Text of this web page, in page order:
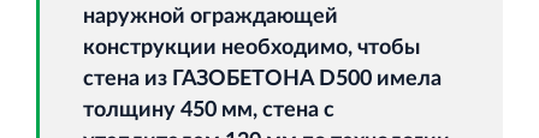
наружной ограждающей
конструкции необходимо, чтобы
стена из ГАЗОБЕТОНА D500 имела
толщину 450 мм, стена с